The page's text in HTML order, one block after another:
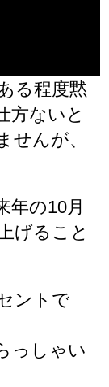
る程度黙
方ないと
せんが、
年の10月
げること
ントで
っしゃい